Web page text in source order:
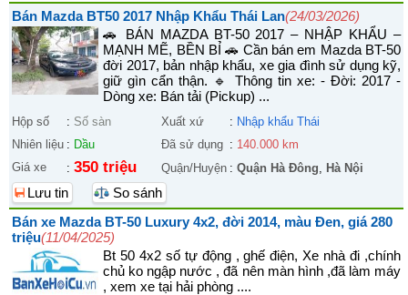
Bán Mazda BT50 2017 Nhập Khẩu Thái Lan(24/03/2026)
🚗 BÁN MAZDA BT-50 2017 – NHẬP KHẨU –
MẠNH MẼ, BỀN BỈ 🚗 Cần bán em Mazda BT-50
đời 2017, bản nhập khẩu, xe gia đình sử dụng kỹ,
giữ gìn cẩn thận. 🔹 Thông tin xe: - Đời: 2017 -
Dòng xe: Bán tải (Pickup) ...
Hộp số : Số sàn Xuất xứ : Nhập khẩu Thái
Nhiên liệu : Dầu Đã sử dụng : 140.000 km
Giá xe
: 350 triệu Quận/Huyện : Quận Hà Đông, Hà Nội
Lưu tin
So sánh
Bán xe Mazda BT-50 Luxury 4x2, đời 2014, màu Đen, giá 280
triệu(11/04/2025)
Bt 50 4x2 số tự động , ghế điện, Xe nhà đi ,chính
chủ ko ngập nước , đã nên màn hình ,đã làm máy
, xem xe tại hải phòng ....